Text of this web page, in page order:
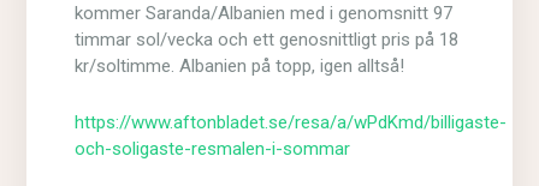
kommer Saranda/Albanien med i genomsnitt 97
timmar sol/vecka och ett genosnittligt pris på 18
kr/soltimme. Albanien på topp, igen alltså!
https://www.aftonbladet.se/resa/a/wPdKmd/billigaste-
och-soligaste-resmalen-i-sommar